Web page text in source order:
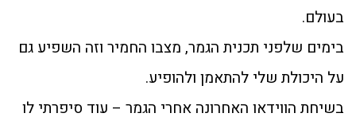
בעולם.
בימים שלפני תכנית הגמר, מצבו החמיר וזה השפיע גם
על היכולת שלי להתאמן ולהופיע.
בשיחת הווידאו האחרונה אחרי הגמר – עוד סיפרתי לו